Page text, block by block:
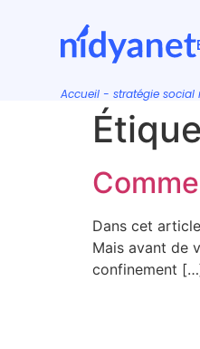
Accueil -stratégie
Dans cet
Mais avant de
confinement